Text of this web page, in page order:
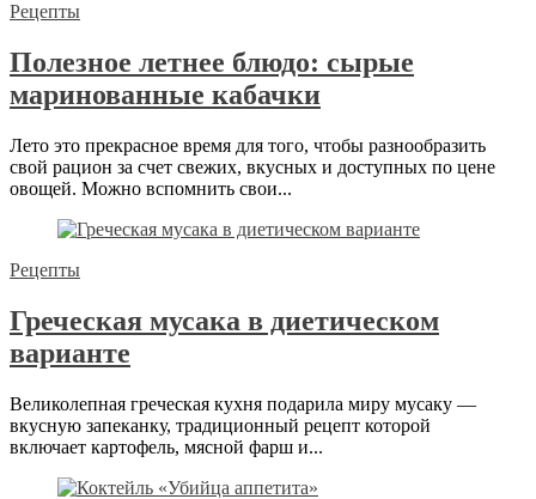
Рецепты
Полезное летнее блюдо: сырые
маринованные кабачки
Лето это прекрасное время для того, чтобы разнообразить
свой рацион за счет свежих, вкусных и доступных по цене
овощей. Можно вспомнить свои...
Рецепты
Греческая мусака в диетическом
варианте
Великолепная греческая кухня подарила миру мусаку —
вкусную запеканку, традиционный рецепт которой
включает картофель, мясной фарш и...